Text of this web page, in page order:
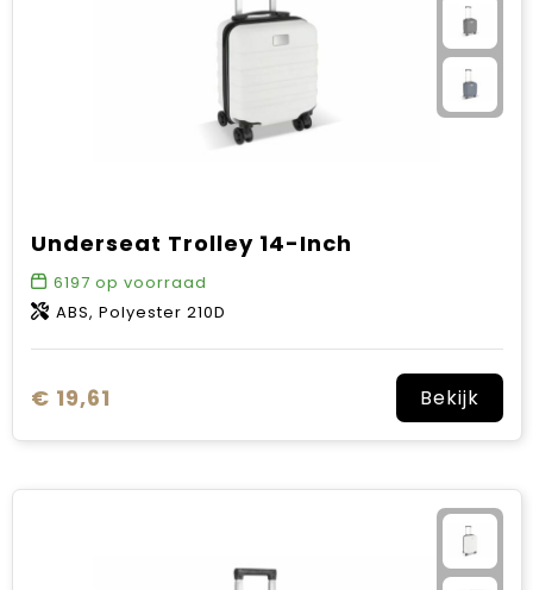
Underseat Trolley 14-Inch
6197 op voorraad
ABS, Polyester 210D
€ 19,61 Bekijk